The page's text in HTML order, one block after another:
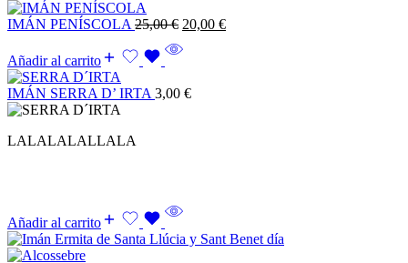
IMÁN PENÍSCOLA 25,00€ 20,00 €
Añadir al carrito
IMÁN SERRA D’ IRTA 3,00 €
LALALALALLALA
Añadir al carrito